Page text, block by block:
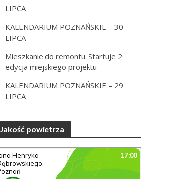
LIPCA
KALENDARIUM POZNAŃSKIE – 30
LIPCA
Mieszkanie do remontu. Startuje 2
edycja miejskiego projektu
KALENDARIUM POZNAŃSKIE – 29
LIPCA
Jakość powietrza